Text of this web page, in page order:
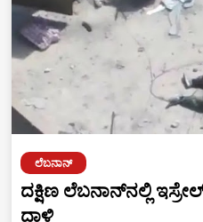
ಲೆಬನಾನ್
ದಕ್ಷಿಣ ಲೆಬನಾನ್‌ನಲ್ಲಿ
ದಾಳಿ